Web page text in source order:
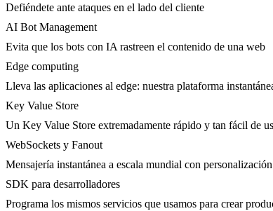
Defiéndete ante ataques en el lado del cliente
AI Bot Management
Evita que los bots con IA rastreen el contenido de una web
Edge computing
Lleva las aplicaciones al edge: nuestra plataforma
Key Value Store
Un Key Value Store extremadamente rápido y tan fácil de
WebSockets y Fanout
Mensajería instantánea a escala mundial con
SDK para desarrolladores
Programa los mismos servicios que usamos para crear